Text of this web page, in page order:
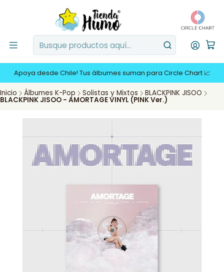
Apoya desde Chile! Tus álbumes suman para Circle Chart 📈
Inicio Álbumes K-Pop Solistas y Mixtos BLACKPINK JISOO
BLACKPINK JISOO - AMORTAGE VINYL (PINK Ver.)